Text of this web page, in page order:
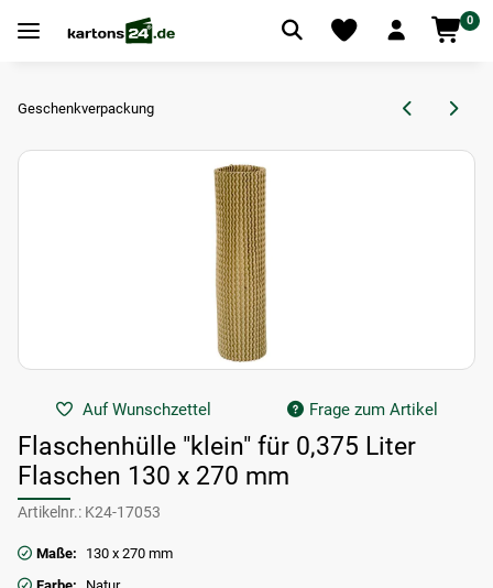
0
Geschenkverpackung
Auf Wunschzettel Frage zum Artikel
Flaschenhülle "klein" für 0,375 Liter
Flaschen 130 x 270 mm
Artikelnr.: K24-17053
Maße:
130 x 270 mm